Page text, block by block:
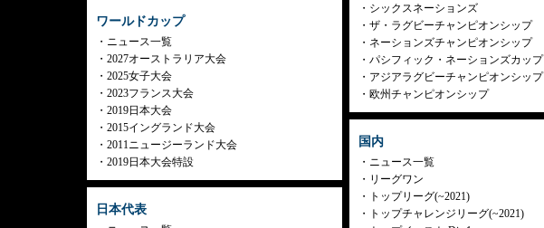
ワールドカップ
ニュース一覧
2027オーストラリア大会
2025女子大会
2023フランス大会
2019日本大会
2015イングランド大会
2011ニュージーランド大会
2019日本大会特設
日本代表
シックスネーションズ
ザ・ラグビーチャンピオンシップ
ネーションズチャンピオンシップ
パシフィック・ネーションズカップ
アジアラグビーチャンピオンシップ
欧州チャンピオンシップ
国内
ニュース一覧
リーグワン
トップリーグ(~2021)
トップチャレンジリーグ(~2021)